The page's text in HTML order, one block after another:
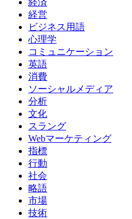
経営
ビジネス用語
心理学
コミュニケーション
英語
消費
ソーシャルメディア
分析
文化
スラング
Webマーケティング
指標
行動
社会
略語
市場
技術